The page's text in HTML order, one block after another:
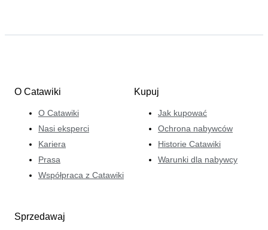
O Catawiki
O Catawiki
Nasi eksperci
Kariera
Prasa
Współpraca z Catawiki
Kupuj
Jak kupować
Ochrona nabywców
Historie Catawiki
Warunki dla nabywcy
Sprzedawaj